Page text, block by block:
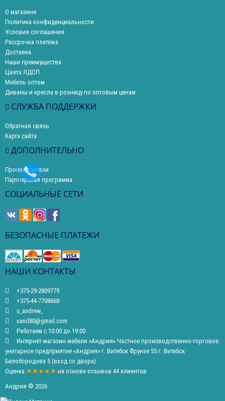
О магазине
Политика конфиденциальности
Условия соглашения
Рассрочка платежа
Доставка
Наши преимущества
Цвета ЛДСП
Мебель оптом
Диваны и кресла в розницу по оптовым ценам
СЛУЖБА ПОДДЕРЖКИ
Обратная связь
Карта сайта
ДОПОЛНИТЕЛЬНО
Производители
Партнерская программа
СОЦИАЛЬНЫЕ СЕТИ
БЕЗОПАСНЫЕ ПЛАТЕЖИ
НАШИ КОНТАКТЫ
+375-29-2809779
+375-44-7708668
u_andrew_
uand80@gmail.com
Работаем с 10:00 до 19:00
Интернет-магазин мебели «Андрия» Частное производственно-торговое
унитарное предприятие «Андрия» г. Витебск Фрунзе 55 г. Витебск
Белобородова 5 (вход со двора)
Оценка ★★★★★ на основе отзывов 44 клиентов
Андрия © 2026